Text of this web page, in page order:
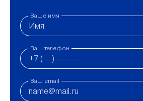
Ваше имя
Ваш телефон
Ваш email